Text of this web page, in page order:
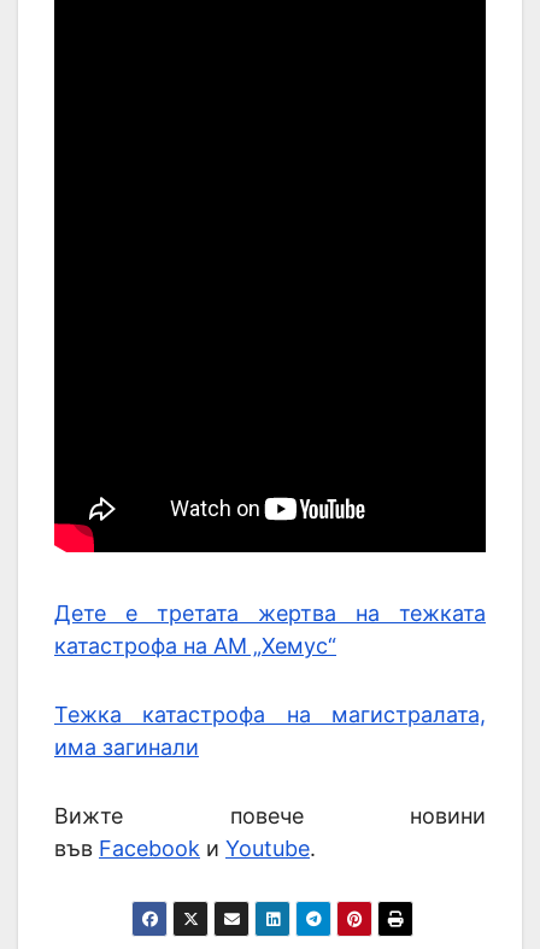
Дете е третата жертва на тежката
катастрофа на АМ „Хемус“
Тежка катастрофа на магистралата,
има загинали
Вижте повече новини
във Facebook и Youtube.